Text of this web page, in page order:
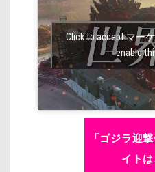
Click to accept マー
enable
「ゴジラ迎
イト